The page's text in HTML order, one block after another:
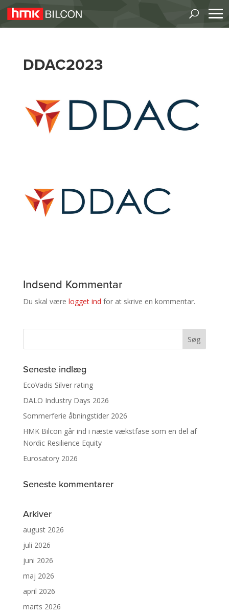
DDAC2023
Indsend Kommentar
Du skal være logget ind for at skrive en kommentar.
Seneste indlæg
EcoVadis Silver rating
DALO Industry Days 2026
Sommerferie åbningstider 2026
HMK Bilcon går ind i næste vækstfase som en del af
Nordic Resilience Equity
Eurosatory 2026
Seneste kommentarer
Arkiver
august 2026
juli 2026
juni 2026
maj 2026
april 2026
marts 2026